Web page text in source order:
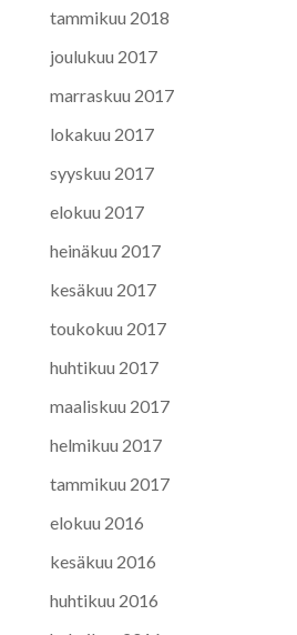
tammikuu 2018
joulukuu 2017
marraskuu 2017
lokakuu 2017
syyskuu 2017
elokuu 2017
heinäkuu 2017
kesäkuu 2017
toukokuu 2017
huhtikuu 2017
maaliskuu 2017
helmikuu 2017
tammikuu 2017
elokuu 2016
kesäkuu 2016
huhtikuu 2016